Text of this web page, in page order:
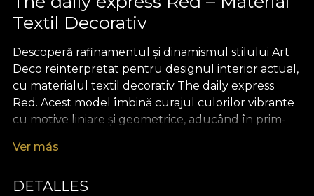
Textil Decorativ
Descoperă rafinamentul și dinamismul stilului Art
Deco reinterpretat pentru designul interior actual,
cu materialul textil decorativ The daily express
Red. Acest model îmbină curajul culorilor vibrante
cu motive liniare și geometrice, aducând în prim-
metalice subtile și elemente inspirate din arta
cu atenție, pentru a crea un impact vizual
Ver más
DETALLES